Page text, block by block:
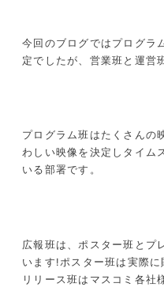
今回のブログではプログラ
定でしたが、営業班と運営
プログラム班はたくさんの
わしい映像を決定しタイム
いる部署です。
広報班は、ポスター班とプ
います!ポスター班は実際
リリース班はマスコミ各社